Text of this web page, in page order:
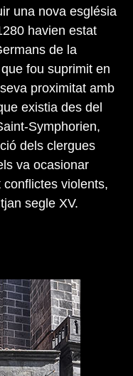
una nova església
havien estat
de la
fou suprimit en
proximitat amb
existia des del
Symphorien,
dels clergues
va ocasionar
violents,
segle XV.